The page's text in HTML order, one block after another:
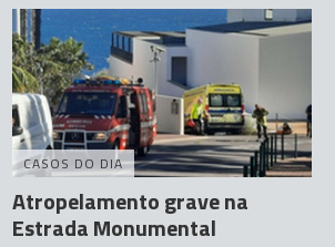
CASOS DO DIA
Atropelamento grave na
Estrada Monumental